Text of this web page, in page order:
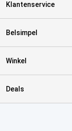
Klantenservice
Belsimpel
Winkel
Deals